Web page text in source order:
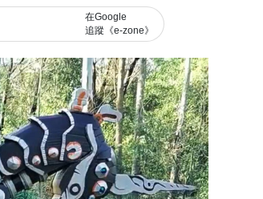
在Google
追蹤《e-zone》